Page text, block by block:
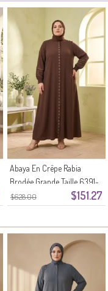
$628.00 $151.27
Abaya En Crêpe Rabia
Brodée Grande Taille 6391-
03 Marron